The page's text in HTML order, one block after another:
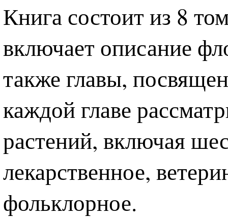
Книга состоит из 8
включает описание
также главы,
каждой главе
растений, включая
лекарственное,
фольклорное.